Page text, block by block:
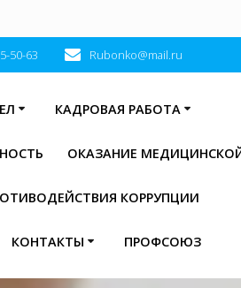
50-63 Rubonko@mail.ru
КАДРОВАЯ РАБОТА
ОКАЗАНИЕ
КОРРУПЦИИ
КОНТАКТЫ ПРОФСОЮЗ